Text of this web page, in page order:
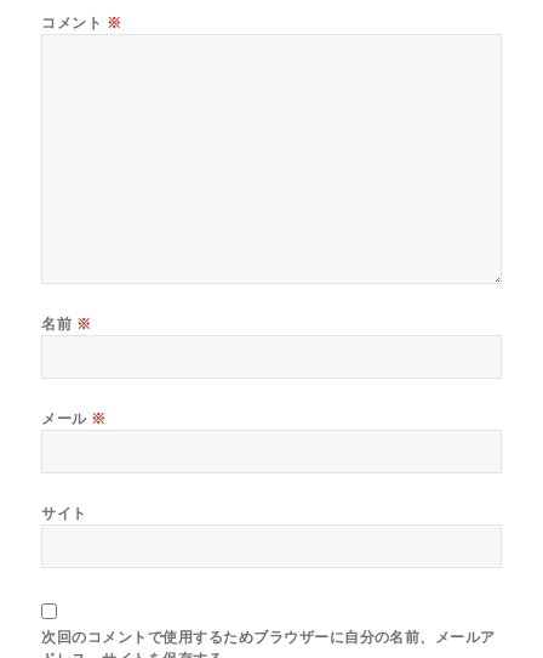
コメント ※
名前 ※
メール ※
サイト
次回のコメントで使用するためブラウザーに自分の名前、メールア